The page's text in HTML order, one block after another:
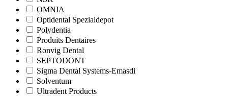
OMNIA
Optidental Spezialdepot
Polydentia
Produits Dentaires
Ronvig Dental
SEPTODONT
Sigma Dental Systems-Emasdi
Solventum
Ultradent Products